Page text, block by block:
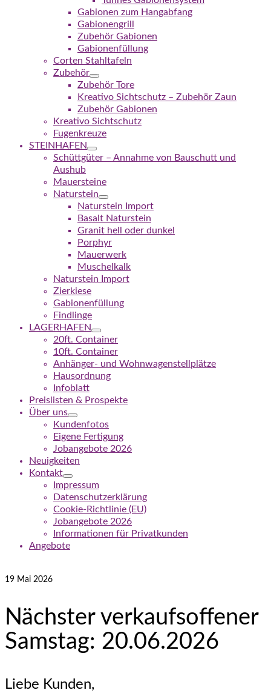
Gabionen zum Hangabfang
Gabionengrill
Zubehör Gabionen
Gabionenfüllung
Corten Stahltafeln
Zubehör
Zubehör Tore
Kreativo Sichtschutz – Zubehör Zaun
Zubehör Gabionen
Kreativo Sichtschutz
Fugenkreuze
STEINHAFEN
Schüttgüter – Annahme von Bauschutt und
Aushub
Mauersteine
Naturstein
Naturstein Import
Basalt Naturstein
Granit hell oder dunkel
Porphyr
Mauerwerk
Muschelkalk
Naturstein Import
Zierkiese
Gabionenfüllung
Findlinge
LAGERHAFEN
20ft. Container
10ft. Container
Anhänger- und Wohnwagenstellplätze
Hausordnung
Infoblatt
Preislisten & Prospekte
Über uns
Kundenfotos
Eigene Fertigung
Jobangebote 2026
Neuigkeiten
Kontakt
Impressum
Datenschutzerklärung
Cookie-Richtlinie (EU)
Jobangebote 2026
Informationen für Privatkunden
Angebote
19 Mai 2026
Nächster verkaufsoffener
Samstag: 20.06.2026
Liebe Kunden,